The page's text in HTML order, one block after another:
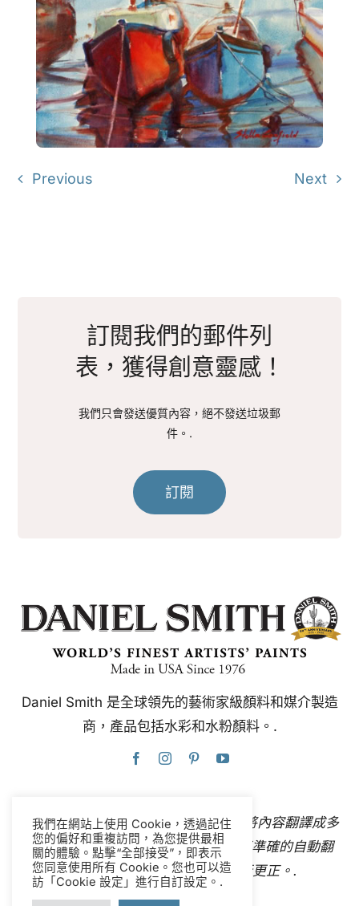
Previous Next
訂閱我們的郵件列
表，獲得創意靈感！
我們只會發送優質內容，絕不發送垃圾郵
件。.
訂閱
Daniel Smith 是全球領先的藝術家級顏料和媒介製造
商，產品包括水彩和水粉顏料。.
本網站使用Google翻譯，可即時自動將內容翻譯成多
種語言。聯絡我們如果您發現任何不準確的自動翻
譯，請告知我們，以便我們進行更正。.
我們在網站上使用 Cookie，透過記住
您的偏好和重複訪問，為您提供最相
關的體驗。點擊“全部接受”，即表示
您同意使用所有 Cookie。您也可以造
訪「Cookie 設定」進行自訂設定。.